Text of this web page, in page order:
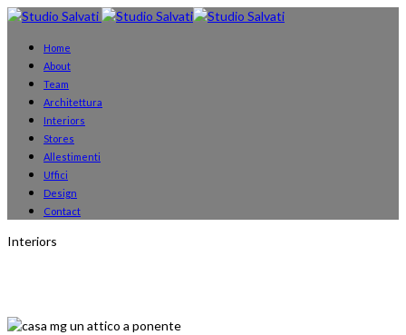
Home
About
Team
Architettura
Interiors
Stores
Allestimenti
Uffici
Design
Contact
Interiors